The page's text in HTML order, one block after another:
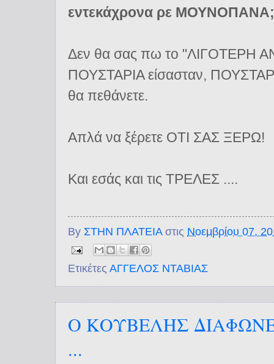
εντεκάχρονα ρε
Δεν θα σας πω το "ΛΙΓΟΤΕΡΗ
ΠΟΥΣΤΑΡΙΑ είσασταν,
θα πεθάνετε.
Απλά να ξέρετε ΟΤΙ ΣΑΣ ΞΕΡΩ!
Και εσάς και τις ΤΡΕΛΕΣ ....
By ΣΤΗΝ ΠΛΑΤΕΙΑ στις Νοεμβρίου 07,
Ετικέτες ΑΓΓΕΛΟΣ ΝΤΑΒΙΑΣ
Ο ΚΟΥΒΕΛΗΣ
...